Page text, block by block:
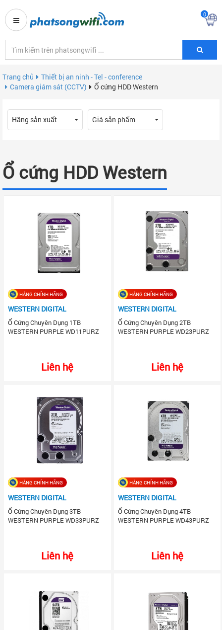
0
Trang chủ
Thiết bị an ninh - Tel - conference
Camera giám sát (CCTV)
Ổ cứng HDD Western
Hãng sản xuất Giá sản phẩm
Ổ cứng HDD Western
HÀNG CHÍNH HÃNG
WESTERN DIGITAL
Ổ Cứng Chuyên Dụng 1TB
WESTERN PURPLE WD11PURZ
Liên hệ
HÀNG CHÍNH HÃNG
WESTERN DIGITAL
Ổ Cứng Chuyên Dụng 2TB
WESTERN PURPLE WD23PURZ
Liên hệ
HÀNG CHÍNH HÃNG
WESTERN DIGITAL
Ổ Cứng Chuyên Dụng 3TB
WESTERN PURPLE WD33PURZ
Liên hệ
HÀNG CHÍNH HÃNG
WESTERN DIGITAL
Ổ Cứng Chuyên Dụng 4TB
WESTERN PURPLE WD43PURZ
Liên hệ